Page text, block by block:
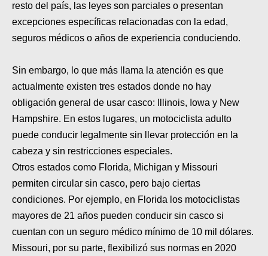
MOTOS HERO PERÚ
MOTOS ZONTES PERÚ
MOTOS BENELLI PERÚ
MOTOS ZONGSHEN PERÚ
resto del país, las leyes son parciales o presentan
excepciones específicas relacionadas con la edad,
seguros médicos o años de experiencia conduciendo.
Sin embargo, lo que más llama la atención es que
actualmente existen tres estados donde no hay
obligación general de usar casco: Illinois, Iowa y New
Hampshire. En estos lugares, un motociclista adulto
puede conducir legalmente sin llevar protección en la
cabeza y sin restricciones especiales.
Otros estados como Florida, Michigan y Missouri
permiten circular sin casco, pero bajo ciertas
condiciones. Por ejemplo, en Florida los motociclistas
mayores de 21 años pueden conducir sin casco si
cuentan con un seguro médico mínimo de 10 mil dólares.
Missouri, por su parte, flexibilizó sus normas en 2020